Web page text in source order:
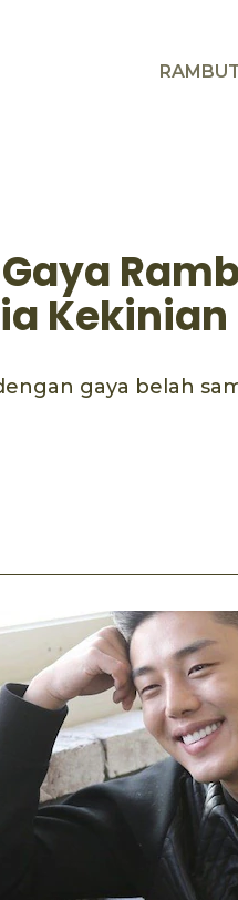
Kekinian
gaya belah